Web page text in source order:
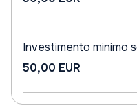
Investimento minimo
50,00 EUR